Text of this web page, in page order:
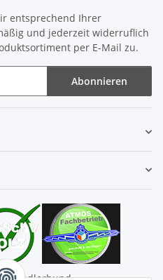
entsprechend Ihrer
und jederzeit widerruflich
per E-Mail zu.
Abonnieren